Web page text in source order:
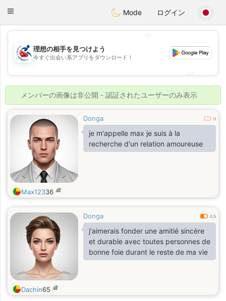
Handi Space
Toggle
Mode ログイン
💖
💕
理想の相手を見つけよう
今すぐ出会い系アプリをダウンロード！
メンバーの画像は非公開 - 認証されたユーザーのみ表示
Donga 0
je m'appelle max je suis à la
recherche d'un relation amoureuse
Max12336 歳
Donga 0.5
j'aimerais fonder une amitié sincère
et durable avec toutes personnes de
bonne foie durant le reste de ma vie
Dachin65 歳